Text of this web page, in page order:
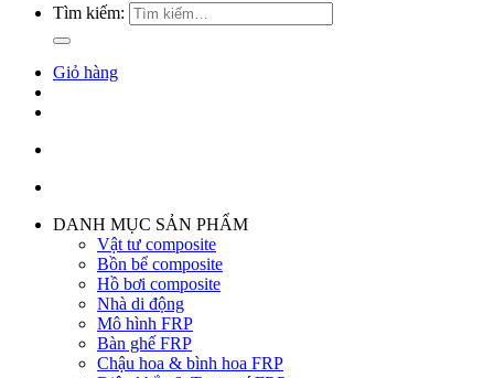
Tìm kiếm:
Giỏ hàng
DANH MỤC SẢN PHẨM
Vật tư composite
Bồn bể composite
Hồ bơi composite
Nhà di động
Mô hình FRP
Bàn ghế FRP
Chậu hoa & bình hoa FRP